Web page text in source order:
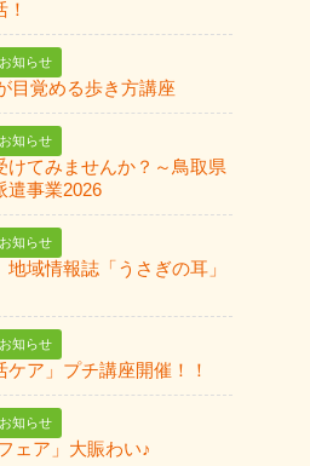
お知らせ
覚める歩き方講座
お知らせ
けてみませんか？～鳥取県
遣事業2026
お知らせ
域情報誌「うさぎの耳」
お知らせ
ア」プチ講座開催！！
お知らせ
ェア」大賑わい♪